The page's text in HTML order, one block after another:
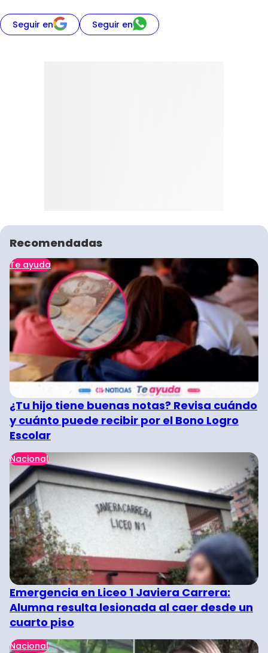
Seguir en Seguir en
Recomendadas
Te ayuda
¿Tu hijo tiene buenas notas? Revisa cuándo
y cuánto puede recibir por el Bono Logro
Escolar
Nacional
Emergencia en Liceo 1 Javiera Carrera:
Alumna resulta lesionada al caer desde un
cuarto piso
Nacional